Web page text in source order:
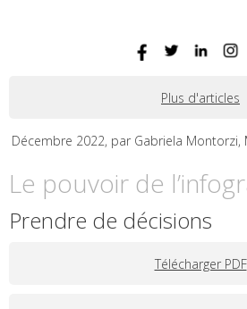
Plus d'articles
Décembre 2022, par Gabriela Montorzi,
Le pouvoir de
Prendre de décisions
Télécharger PDF